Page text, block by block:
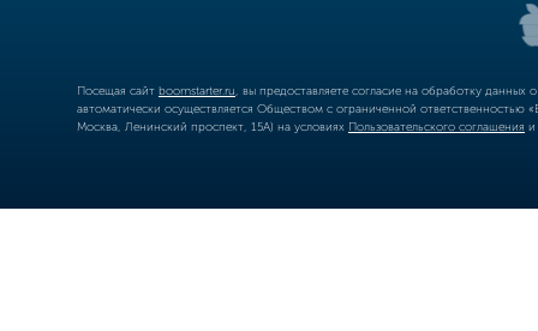
Посещая сайт boomstarter.ru , вы предоставляете согласие на обработку
автоматически осуществляется Обществом с ограниченной
Москва, Ленинский проспект, 15А) на условиях Пользовательского соглашения и